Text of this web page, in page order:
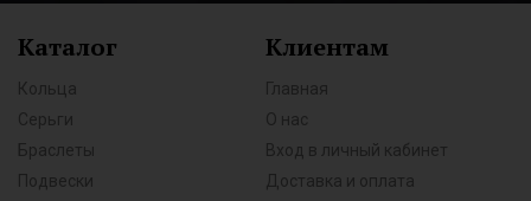
Каталог
Кольца
Серьги
Браслеты
Подвески
Клиентам
Главная
О нас
Вход в личный кабинет
Доставка и оплата